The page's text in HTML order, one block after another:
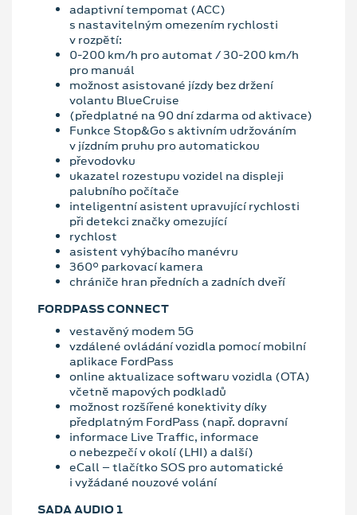
adaptivní tempomat (ACC)
s nastavitelným omezením rychlosti
v rozpětí:
0-200 km/h pro automat / 30-200 km/h
pro manuál
možnost asistované jízdy bez držení
volantu BlueCruise
(předplatné na 90 dní zdarma od aktivace)
Funkce Stop&Go s aktivním udržováním
v jízdním pruhu pro automatickou
převodovku
ukazatel rozestupu vozidel na displeji
palubního počítače
inteligentní asistent upravující rychlosti
při detekci značky omezující
rychlost
asistent vyhýbacího manévru
360° parkovací kamera
chrániče hran předních a zadních dveří
FORDPASS CONNECT
vestavěný modem 5G
vzdálené ovládání vozidla pomocí mobilní
aplikace FordPass
online aktualizace softwaru vozidla (OTA)
včetně mapových podkladů
možnost rozšířené konektivity díky
předplatným FordPass (např. dopravní
informace Live Traffic, informace
o nebezpečí v okolí (LHI) a další)
eCall – tlačítko SOS pro automatické
i vyžádané nouzové volání
SADA AUDIO 1